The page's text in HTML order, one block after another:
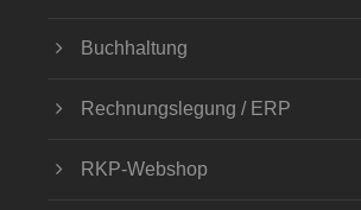
Buchhaltung
Rechnungslegung / ERP
RKP-Webshop